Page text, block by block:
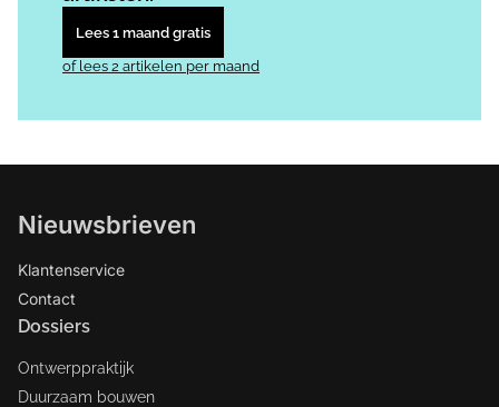
Lees 1 maand gratis
of lees 2 artikelen per maand
Nieuwsbrieven
Klantenservice
Contact
Dossiers
Ontwerppraktijk
Duurzaam bouwen